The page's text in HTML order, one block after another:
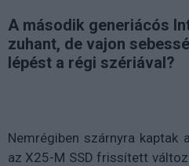
A második generiácós
zuhant, de vajon
lépést a régi szériával?
Nemrégiben szárnyra kaptak
az X25-M SSD frissített